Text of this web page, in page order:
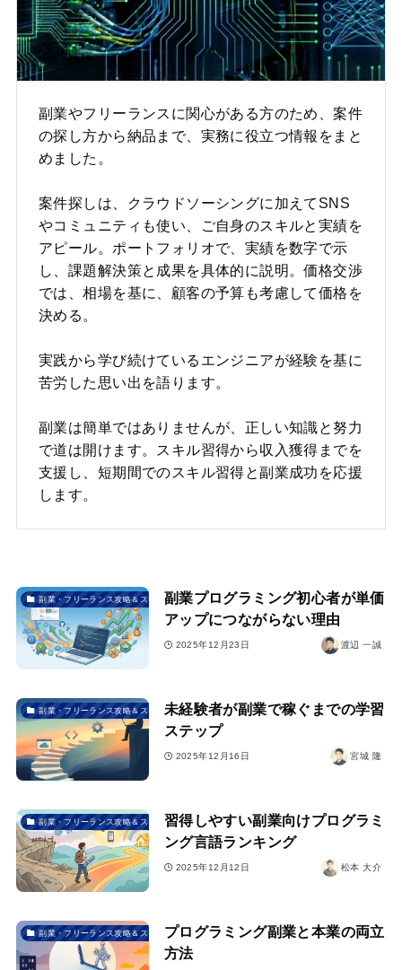
副業やフリーランスに関心がある方のため、案件
の探し方から納品まで、実務に役立つ情報をまと
めました。
案件探しは、クラウドソーシングに加えてSNS
やコミュニティも使い、ご自身のスキルと実績を
アピール。ポートフォリオで、実績を数字で示
し、課題解決策と成果を具体的に説明。価格交渉
では、相場を基に、顧客の予算も考慮して価格を
決める。
実践から学び続けているエンジニアが経験を基に
苦労した思い出を語ります。
副業は簡単ではありませんが、正しい知識と努力
で道は開けます。スキル習得から収入獲得までを
支援し、短期間でのスキル習得と副業成功を応援
します。
副業・フリーランス攻略＆スクール選び副業プログラミング初心者が単価
アップにつながらない理由
2025年12月23日 渡辺 一誠
副業・フリーランス攻略＆スクール選び未経験者が副業で稼ぐまでの学習
ステップ
2025年12月16日 宮城 隆
副業・フリーランス攻略＆スクール選び習得しやすい副業向けプログラミ
ング言語ランキング
2025年12月12日 松本 大介
副業・フリーランス攻略＆スクール選びプログラミング副業と本業の両立
方法